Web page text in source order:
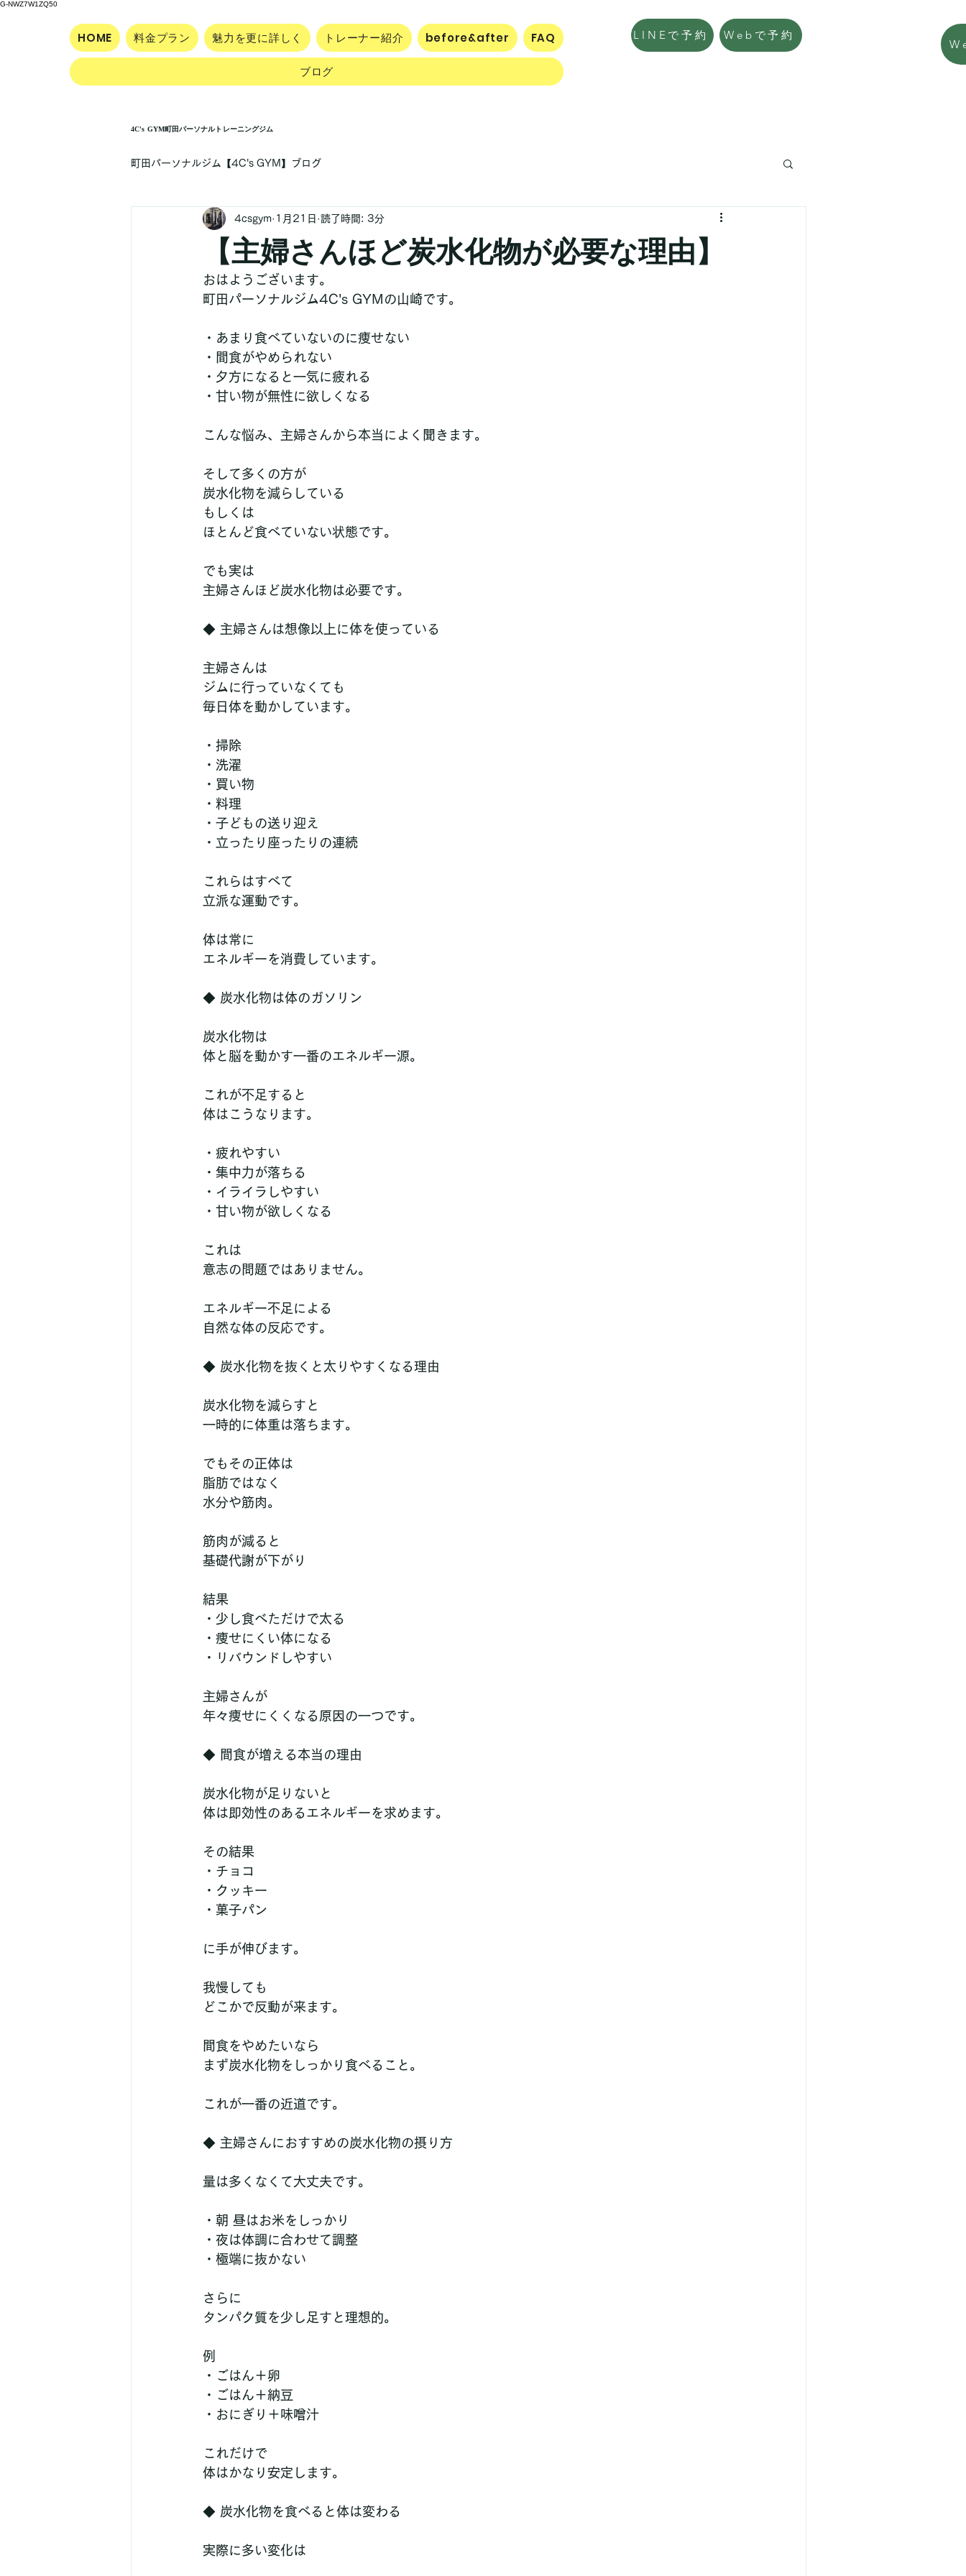
G-NWZ7W1ZQ50
HOME 料金プラン 魅力を更に詳しく トレーナー紹介 before&after FAQ
ブログ
LINEで予約 Webで予約
4C's GYM町田パーソナルトレーニングジム
町田パーソナルジム【4C's GYM】ブログ
【主婦さんほど炭水化物が必要な理由】
4csgym 1月21日 読了時間: 3分
おはようございます。
町田パーソナルジム4C's GYMの山崎です。
・あまり食べていないのに痩せない
・間食がやめられない
・夕方になると一気に疲れる
・甘い物が無性に欲しくなる
こんな悩み、主婦さんから本当によく聞きます。
そして多くの方が
炭水化物を減らしている
もしくは
ほとんど食べていない状態です。
でも実は
主婦さんほど炭水化物は必要です。
◆ 主婦さんは想像以上に体を使っている
主婦さんは
ジムに行っていなくても
毎日体を動かしています。
・掃除
・洗濯
・買い物
・料理
・子どもの送り迎え
・立ったり座ったりの連続
これらはすべて
立派な運動です。
体は常に
エネルギーを消費しています。
◆ 炭水化物は体のガソリン
炭水化物は
体と脳を動かす一番のエネルギー源。
これが不足すると
体はこうなります。
・疲れやすい
・集中力が落ちる
・イライラしやすい
・甘い物が欲しくなる
これは
意志の問題ではありません。
エネルギー不足による
自然な体の反応です。
◆ 炭水化物を抜くと太りやすくなる理由
炭水化物を減らすと
一時的に体重は落ちます。
でもその正体は
脂肪ではなく
水分や筋肉。
筋肉が減ると
基礎代謝が下がり
結果
・少し食べただけで太る
・痩せにくい体になる
・リバウンドしやすい
主婦さんが
年々痩せにくくなる原因の一つです。
◆ 間食が増える本当の理由
炭水化物が足りないと
体は即効性のあるエネルギーを求めます。
その結果
・チョコ
・クッキー
・菓子パン
に手が伸びます。
我慢しても
どこかで反動が来ます。
間食をやめたいなら
まず炭水化物をしっかり食べること。
これが一番の近道です。
◆ 主婦さんにおすすめの炭水化物の摂り方
量は多くなくて大丈夫です。
・朝 昼はお米をしっかり
・夜は体調に合わせて調整
・極端に抜かない
さらに
タンパク質を少し足すと理想的。
例
・ごはん＋卵
・ごはん＋納豆
・おにぎり＋味噌汁
これだけで
体はかなり安定します。
◆ 炭水化物を食べると体は変わる
実際に多い変化は